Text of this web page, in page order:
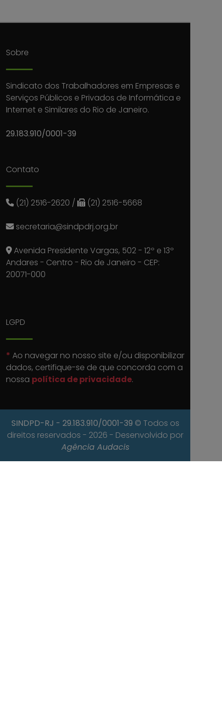
Sobre
Sindicato dos Trabalhadores em Empresas e
Serviços Públicos e Privados de Informática e
Internet e Similares do Rio de Janeiro.
29.183.910/0001-39
Contato
(21) 2516-2620 / (21) 2516-5668
secretaria@sindpdrj.org.br
Avenida Presidente Vargas, 502 - 12º e 13º
Andares - Centro - Rio de Janeiro - CEP:
20071-000
LGPD
* Ao navegar no nosso site e/ou disponibilizar
dados, certifique-se de que concorda com a
nossa política de privacidade.
SINDPD-RJ - 29.183.910/0001-39 © Todos os
direitos reservados - 2026 - Desenvolvido por
Agência Audacis